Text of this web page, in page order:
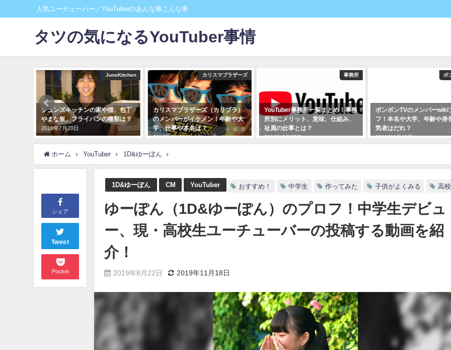
人気ユーチューバー／YouTuberのあんな事こんな事
タツの気になるYouTuber事情
JunsKitchen
ジュンズキッチンの家や猫、包丁
やまな板、フライパンの種類は？
2019年7月20日
カリスマブラザーズ
カリスマブラザーズ（カリブラ）
のメンバーがイケメン！年齢や大
学、仕事や本名は？
2018年5月18日
事務所
YouTuber事務所一覧まとめ！事務
所別にメリット、意味、仕組み、
社員の仕事とは？
2019年3月27日
ボ
ボンボンTVのメンバーwiki
フ！本名や大学、年齢や身
気者はだれ？
2019年1月19日
ホーム YouTuber 1D&ゆーぽん
シェア
Tweet
Pocket
1D&ゆーぽん CM YouTuber おすすめ！ 中学生 作ってみた 子供がよくみる 高
ゆーぽん（1D&ゆーぽん）のプロフ！中学生デビュ
ー、現・高校生ユーチューバーの投稿する動画を紹
介！
2019年8月22日 2019年11月18日